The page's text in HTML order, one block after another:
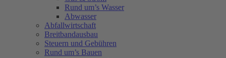
Rund um’s Wasser
Abwasser
Abfallwirtschaft
Breitbandausbau
Steuern und Gebühren
Rund um’s Bauen